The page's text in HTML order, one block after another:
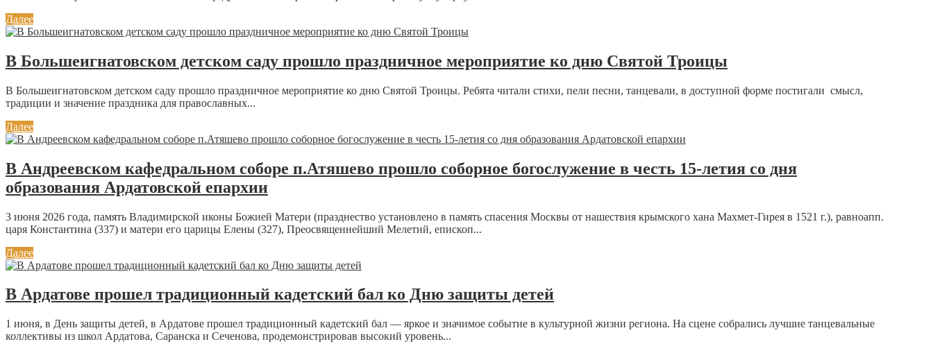
Далее
В Большеигнатовском детском саду прошло праздничное мероприятие ко дню Святой Троицы
В Большеигнатовском детском саду прошло праздничное мероприятие ко дню Святой Троицы. Ребята читали стихи, пели песни, танцевали, в доступной форме постигали смысл,
традиции и значение праздника для православных...
Далее
В Андреевском кафедральном соборе п.Атяшево прошло соборное богослужение в честь 15-летия со дня
образования Ардатовской епархии
3 июня 2026 года, память Владимирской иконы Божией Матери (празднество установлено в память спасения Москвы от нашествия крымского хана Махмет-Гирея в 1521 г.), равноапп.
царя Константина (337) и матери его царицы Елены (327), Преосвященнейший Мелетий, епископ...
Далее
В Ардатове прошел традиционный кадетский бал ко Дню защиты детей
1 июня, в День защиты детей, в Ардатове прошел традиционный кадетский бал — яркое и значимое событие в культурной жизни региона. На сцене собрались лучшие танцевальные
коллективы из школ Ардатова, Саранска и Сеченова, продемонстрировав высокий уровень...